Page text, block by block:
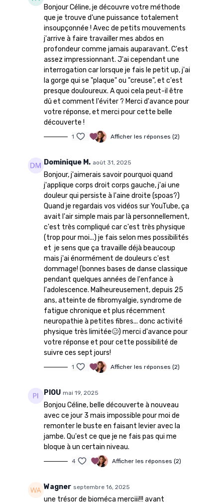
Bonjour Céline, je découvre votre méthode
que je trouve d'une puissance totalement
insoupçonnée ! Avec de petits mouvements
j'arrive à faire travailler mes abdos en
profondeur comme jamais auparavant. C'est
assez impressionnant. J'ai cependant une
interrogation car lorsque je fais le petit up, j'ai
la gorge qui se "plaque" ou "creuse", et c'est
presque douloureux. A quoi cela peut-il être
dû et comment l'éviter ? Merci d'avance pour
votre réponse, et merci pour cette belle
découverte !
1 Afficher les réponses (2)
Dominique M. août 31, 2025
Bonjour, j'aimerais savoir pourquoi quand
j'applique corps droit corps gauche, j'ai une
douleur qui persiste à l'aine droite (spoas?)
Quand je regardais vos vidéos sur YouTube, ça
avait l'air simple mais par là personnellement,
c'est très compliqué car c'est très physique
(trop pour moi...) je fais selon mes possibilités
et je sens que ça travaille déjà beaucoup
mais j'ai énormément de douleurs c'est
dommage! (bonnes bases de danse classique
pendant quelques années de l'enfance à
l'adolescence. Malheureusement, depuis 25
ans, atteinte de fibromyalgie, syndrome de
fatigue chronique et plus récemment
neuropathie à petites fibres... donc activité
physique très limitée🥴) merci d'avance pour
votre réponse et pour cette possibilité de
suivre ces sept jours!
1 Afficher les réponses (2)
PIOU mai 19, 2025
Bonjou Céline, belle découverte à nouveau
avec ce jour 3 mais impossible pour moi de
remonter le buste en faisant levier avec la
jambe. Qu'est ce que je ne fais pas qui me
bloque à un certain niveau.
4 Afficher les réponses (2)
Wagner septembre 16, 2025
une trésor de bioméca merciii!!! avant